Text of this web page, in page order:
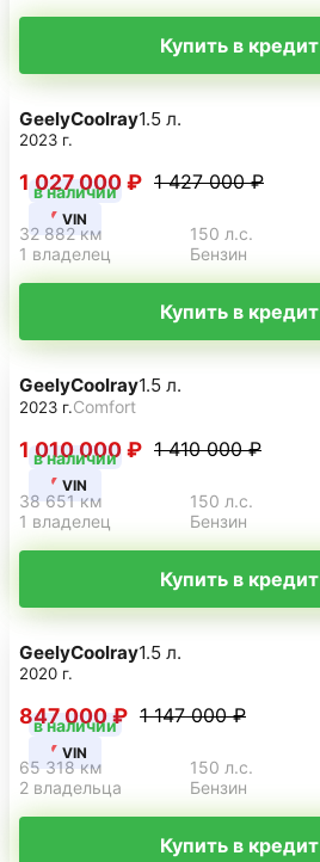
Купить в кредит
в наличии
VIN
GeelyCoolray1.5 л.
2023 г.
1 027 000 ₽ 1 427 000 ₽
32 882 км 150 л.с.
1 владелец
Бензин
Купить в кредит
в наличии
VIN
GeelyCoolray1.5 л.
2023 г.Comfort
1 010 000 ₽ 1 410 000 ₽
38 651 км 150 л.с.
1 владелец
Бензин
Купить в кредит
в наличии
VIN
GeelyCoolray1.5 л.
2020 г.
847 000 ₽ 1 147 000 ₽
65 318 км 150 л.с.
2 владельца
Бензин
Купить в кредит